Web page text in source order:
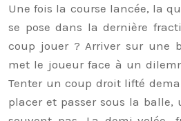
Une fois la course lancée, la
se pose dans la dernière
coup jouer ? Arriver sur une
met le joueur face à un
Tenter un coup droit lifté
placer et passer sous la balle,